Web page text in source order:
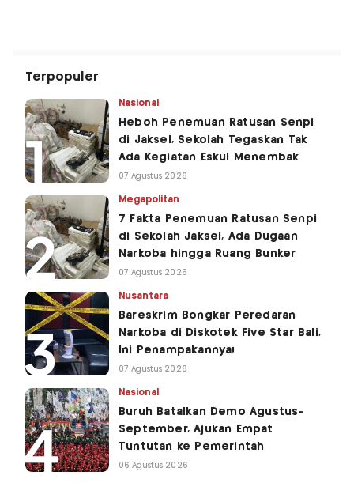
Terpopuler
Nasional
Heboh Penemuan Ratusan Senpi
di Jaksel, Sekolah Tegaskan Tak
Ada Kegiatan Eskul Menembak
07 Agustus 2026
Megapolitan
7 Fakta Penemuan Ratusan Senpi
di Sekolah Jaksel, Ada Dugaan
Narkoba hingga Ruang Bunker
07 Agustus 2026
Nusantara
Bareskrim Bongkar Peredaran
Narkoba di Diskotek Five Star Bali,
Ini Penampakannya!
07 Agustus 2026
Nasional
Buruh Batalkan Demo Agustus-
September, Ajukan Empat
Tuntutan ke Pemerintah
06 Agustus 2026